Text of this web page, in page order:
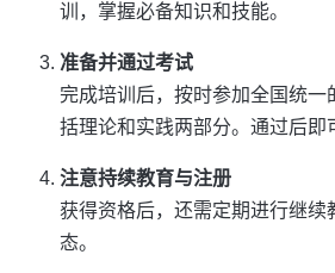
训，掌握必备知识和技能。
准备并通过考试
完成培训后，按时参加全国统一
括理论和实践两部分。通过后即
注意持续教育与注册
获得资格后，还需定期进行继续
态。